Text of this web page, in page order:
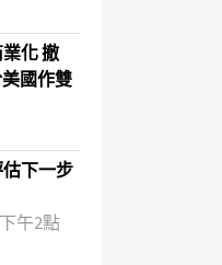
化 撤
國作雙
下一步
午2點